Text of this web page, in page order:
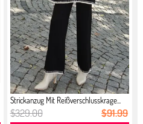
Strickanzug Mit Reißverschlusskrage...
$329.00 $91.99